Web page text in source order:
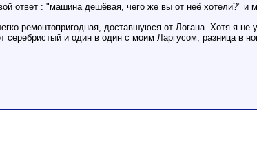
ответ : "машина дешёвая, чего же вы от неё хотели?" и
ремонтопригодная, доставшуюся от Логана. Хотя я не
серебристый и один в один с моим Ларгусом, разница в